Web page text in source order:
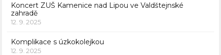
Koncert ZUŠ Kamenice nad Lipou ve Valdštejnské
zahradě
12. 9. 2025
Komplikace s úzkokolejkou
12. 9. 2025